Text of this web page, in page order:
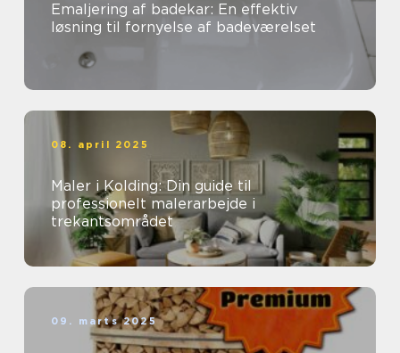
Emaljering af badekar: En effektiv
løsning til fornyelse af badeværelset
08. april 2025
Maler i Kolding: Din guide til
professionelt malerarbejde i
trekantsområdet
09. marts 2025